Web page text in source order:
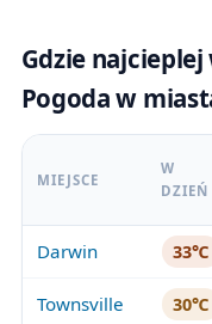
Gdzie
Pogoda w
MIEJSCE
W
DZIEŃ
Darwin 33℃
Townsville 30℃